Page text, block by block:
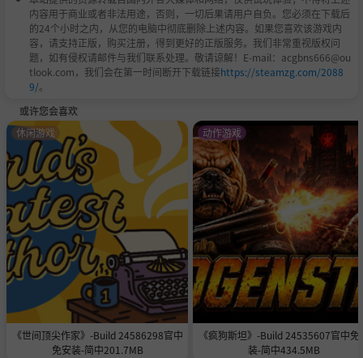
内容用于商业或者非法用途，否则，一切后果请用户自负。您必须在下载后
的24个小时之内，从您的电脑中彻底删除上述内容。如果您喜欢该游戏内
容，请支持正版，购买注册，得到更好的正版服务。我们非常重视版权问
题，如有侵权请邮件与我们联系处理。敬请谅解！E-mail：acgbns666@ou
tlook.com，我们会在第一时间断开下载链接https://steamzg.com/2088
9/。
或许您会喜欢
《世间顶尖作家》-Build 24586298官中
免安装-简中201.7MB
休闲游戏
《疯狗斯坦》-Build 24535607官中免
装-简中434.5MB
动作游戏